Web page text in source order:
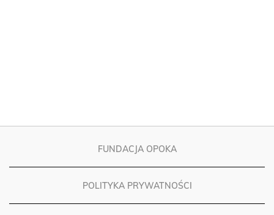
FUNDACJA OPOKA
POLITYKA PRYWATNOŚCI